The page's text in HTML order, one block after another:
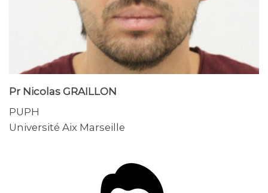
Pr Nicolas GRAILLON
PUPH
Université Aix Marseille